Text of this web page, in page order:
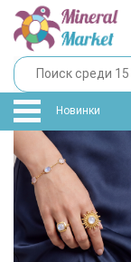
Новинки